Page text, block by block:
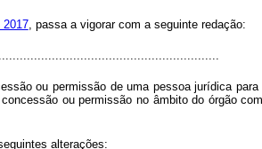
2017, passa a vigorar com a seguinte redação:
ou permissão de uma pessoa jurídica
ou permissão no âmbito do órgão
alterações: